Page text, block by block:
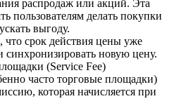
распродаж или акций. Эта
пользователям делать покупки
выгоду.
что срок действия цены уже
новую цену.
(Service Fee)
часто торговые площадки)
которая начисляется при